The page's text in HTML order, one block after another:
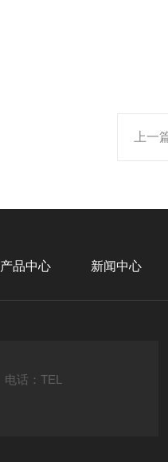
上一
产品中心 新闻中心
电话：TEL